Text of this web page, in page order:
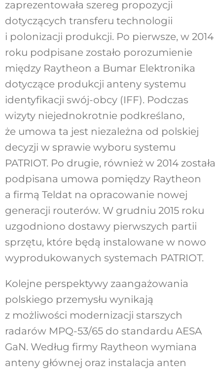
zaprezentowała szereg propozycji
dotyczących transferu technologii
i polonizacji produkcji. Po pierwsze, w 2014
roku podpisane zostało porozumienie
między Raytheon a Bumar Elektronika
dotyczące produkcji anteny systemu
identyfikacji swój-obcy (IFF). Podczas
wizyty niejednokrotnie podkreślano,
że umowa ta jest niezależna od polskiej
decyzji w sprawie wyboru systemu
PATRIOT. Po drugie, również w 2014 została
podpisana umowa pomiędzy Raytheon
a firmą Teldat na opracowanie nowej
generacji routerów. W grudniu 2015 roku
uzgodniono dostawy pierwszych partii
sprzętu, które będą instalowane w nowo
wyprodukowanych systemach PATRIOT.
Kolejne perspektywy zaangażowania
polskiego przemysłu wynikają
z możliwości modernizacji starszych
radarów MPQ-53/65 do standardu AESA
GaN. Według firmy Raytheon wymiana
anteny głównej oraz instalacja anten